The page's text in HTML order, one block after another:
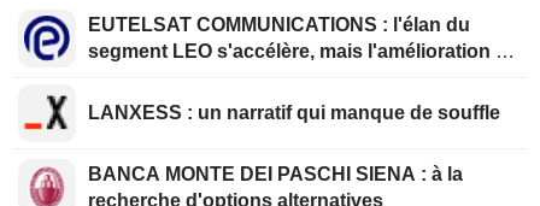
EUTELSAT COMMUNICATIONS : l'élan du
segment LEO s'accélère, mais l'amélioration de
LANXESS : un narratif qui manque de souffle
BANCA MONTE DEI PASCHI SIENA : à la
recherche d'options alternatives